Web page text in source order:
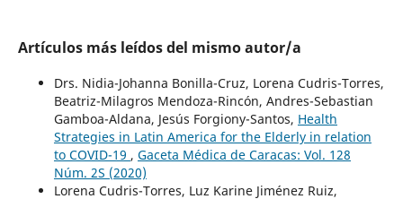
Artículos más leídos del mismo autor/a
Drs. Nidia-Johanna Bonilla-Cruz, Lorena Cudris-Torres,
Beatriz-Milagros Mendoza-Rincón, Andres-Sebastian
Gamboa-Aldana, Jesús Forgiony-Santos, Health
Strategies in Latin America for the Elderly in relation
to COVID-19 , Gaceta Médica de Caracas: Vol. 128
Núm. 2S (2020)
Lorena Cudris-Torres, Luz Karine Jiménez Ruiz,